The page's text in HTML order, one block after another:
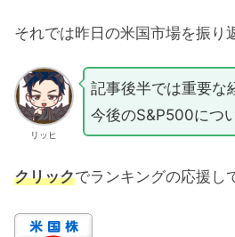
それでは昨日の米国市場を振り
リッヒ
記事後半では重要な
今後のS&P500につ
クリックでランキングの応援し